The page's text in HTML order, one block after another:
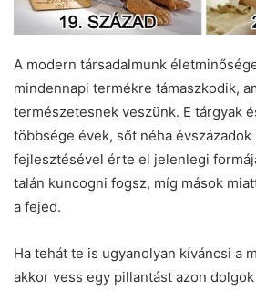
A modern társadalmunk
mindennapi termékre támaszkodik,
természetesnek veszünk. E tárgyak
többsége évek, sőt néha
fejlesztésével érte el jelenlegi
talán kuncogni fogsz, míg mások
a fejed.
Ha tehát te is ugyanolyan kíváncsi a
akkor vess egy pillantást azon